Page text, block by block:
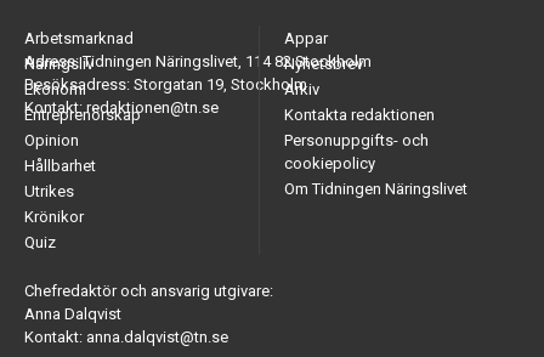
Adress: Tidningen Näringslivet, 114 82 Stockholm
Besöksadress: Storgatan 19, Stockholm
Kontakt: redaktionen@tn.se
Arbetsmarknad
Näringsliv
Ekonomi
Entreprenörskap
Opinion
Hållbarhet
Utrikes
Krönikor
Quiz
Appar
Nyhetsbrev
Arkiv
Kontakta redaktionen
Personuppgifts- och
cookiepolicy
Om Tidningen Näringslivet
Chefredaktör och ansvarig utgivare:
Anna Dalqvist
Kontakt: anna.dalqvist@tn.se